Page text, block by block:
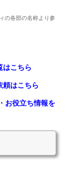
各部の名称より参
はこちら
頼はこちら
お役立ち情報を